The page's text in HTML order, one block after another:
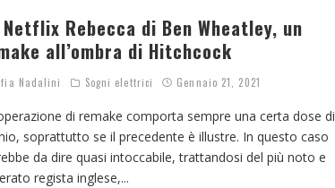
Netflix Rebecca di Ben Wheatley, un
all’ombra di Hitchcock
Nadalini Sogni elettrici Gennaio 21, 2021
di remake comporta sempre una certa dose di
soprattutto se il precedente è illustre. In questo caso
da dire quasi intoccabile, trattandosi del più noto e
regista inglese,...